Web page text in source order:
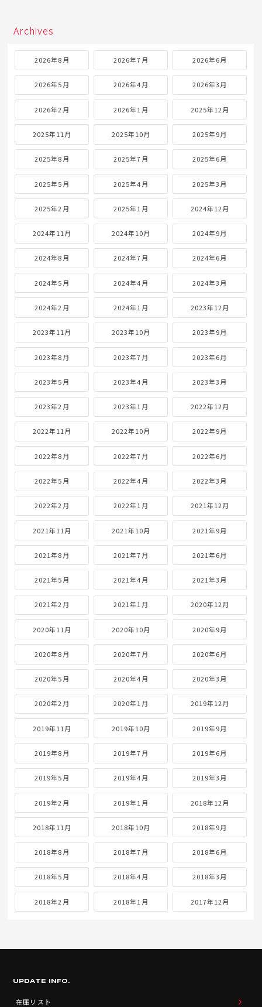
Archives
2026年8月 2026年7月 2026年6月
2026年5月 2026年4月 2026年3月
2026年2月 2026年1月 2025年12月
2025年11月 2025年10月 2025年9月
2025年8月 2025年7月 2025年6月
2025年5月 2025年4月 2025年3月
2025年2月 2025年1月 2024年12月
2024年11月 2024年10月 2024年9月
2024年8月 2024年7月 2024年6月
2024年5月 2024年4月 2024年3月
2024年2月 2024年1月 2023年12月
2023年11月 2023年10月 2023年9月
2023年8月 2023年7月 2023年6月
2023年5月 2023年4月 2023年3月
2023年2月 2023年1月 2022年12月
2022年11月 2022年10月 2022年9月
2022年8月 2022年7月 2022年6月
2022年5月 2022年4月 2022年3月
2022年2月 2022年1月 2021年12月
2021年11月 2021年10月 2021年9月
2021年8月 2021年7月 2021年6月
2021年5月 2021年4月 2021年3月
2021年2月 2021年1月 2020年12月
2020年11月 2020年10月 2020年9月
2020年8月 2020年7月 2020年6月
2020年5月 2020年4月 2020年3月
2020年2月 2020年1月 2019年12月
2019年11月 2019年10月 2019年9月
2019年8月 2019年7月 2019年6月
2019年5月 2019年4月 2019年3月
2019年2月 2019年1月 2018年12月
2018年11月 2018年10月 2018年9月
2018年8月 2018年7月 2018年6月
2018年5月 2018年4月 2018年3月
2018年2月 2018年1月 2017年12月
UPDATE INFO.
在庫リスト